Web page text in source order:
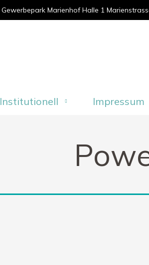
Gewerbepark Marienhof Halle 1
Institutionell Impressum